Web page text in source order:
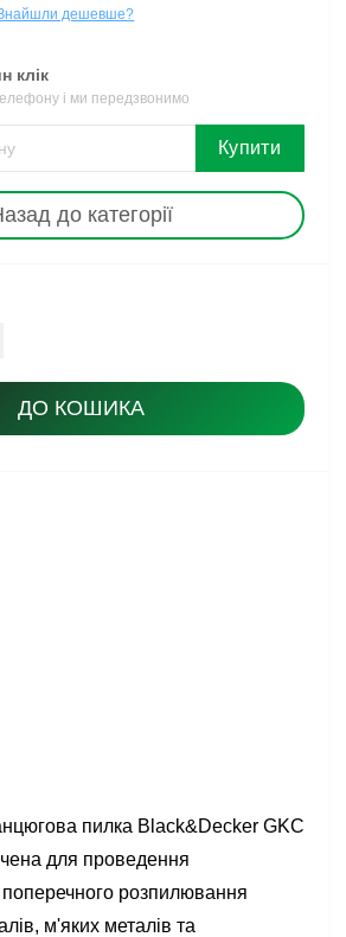
дешевше?
клік
і ми передзвонимо
Купити
до категорії
ДО КОШИКА
пилка Black&Decker GKC
для проведення
розпилювання
м'яких металів та